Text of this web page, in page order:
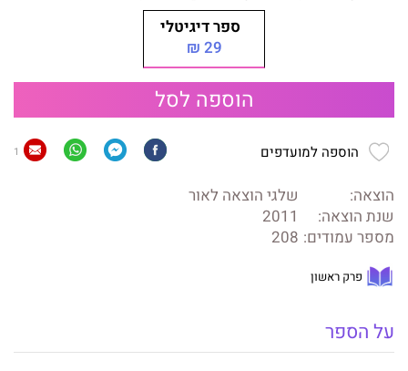
ספר דיגיטלי
29 ₪
הוספה לסל
הוספה למועדפים 1
הוצאה:
שלגי הוצאה לאור
שנת הוצאה:
2011
מספר עמודים: 208
פרק ראשון
על הספר